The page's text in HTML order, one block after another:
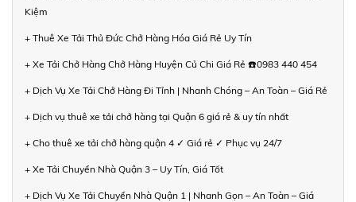
Kiệm
+ Thuê Xe Tải Thủ Đức Chở Hàng Hóa Giá Rẻ Uy Tín
+ Xe Tải Chở Hàng Chở Hàng Huyện Củ Chi Giá Rẻ ☎️0983 440 454
+ Dịch Vụ Xe Tải Chở Hàng Đi Tỉnh | Nhanh Chóng – An Toàn – Giá Rẻ
+ Dịch vụ thuê xe tải chở hàng tại Quận 6 giá rẻ & uy tín nhất
+ Cho thuê xe tải chở hàng quận 4 ✓ Giá rẻ ✓ Phục vụ 24/7
+ Xe Tải Chuyển Nhà Quận 3 – Uy Tín, Giá Tốt
+ Dịch Vụ Xe Tải Chuyển Nhà Quận 1 | Nhanh Gọn – An Toàn – Giá